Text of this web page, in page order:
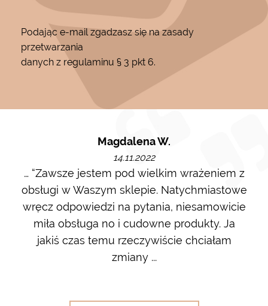
Podając e-mail zgadzasz się na zasady
przetwarzania
danych z regulaminu § 3 pkt 6.
Magdalena W.
14.11.2022
… “Zawsze jestem pod wielkim wrażeniem z
obsługi w Waszym sklepie. Natychmiastowe
wręcz odpowiedzi na pytania, niesamowicie
miła obsługa no i cudowne produkty. Ja
jakiś czas temu rzeczywiście chciałam
zmiany ...